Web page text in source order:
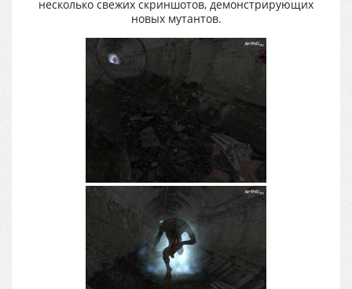
несколько свежих скриншотов, демонстрирующих
новых мутантов.